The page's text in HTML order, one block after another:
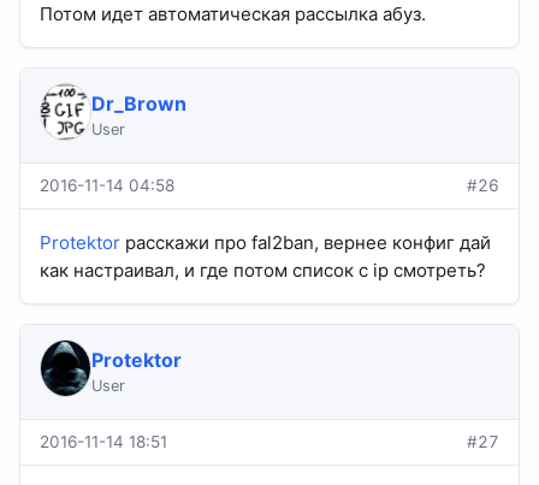
Потом идет автоматическая рассылка абуз.
Dr_Brown
User
2016-11-14 04:58 #26
Protektor расскажи про fal2ban, вернее конфиг дай
как настраивал, и где потом список с ip смотреть?
Protektor
User
2016-11-14 18:51 #27